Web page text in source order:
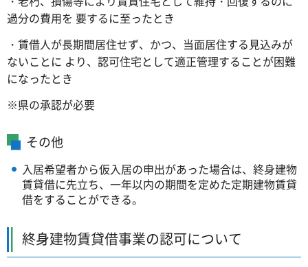
過分の費用を 要するに至ったとき
・賃借人が長期間居住せず、かつ、当面居住する見込みが
ないことに より、認可住宅として適正管理することが困難
になったとき
※県の承認が必要
その他
入居希望者から仮入居の申出があった場合は、終身建物
賃貸借に先立ち、一年以内の期間を定めた定期建物賃貸
借をすることができる。
終身建物賃貸借事業の認可について